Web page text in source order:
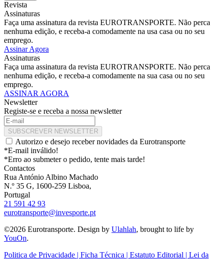
Revista
Assinaturas
Faça uma assinatura da revista EUROTRANSPORTE. Não perca
nenhuma edição, e receba-a comodamente na usa casa ou no seu
emprego.
Assinar Agora
Assinaturas
Faça uma assinatura da revista EUROTRANSPORTE. Não perca
nenhuma edição, e receba-a comodamente na sua casa ou no seu
emprego.
ASSINAR AGORA
Newsletter
Registe-se e receba a nossa newsletter
SUBSCREVER NEWSLETTER
Autorizo e desejo receber novidades da Eurotransporte
*E-mail inválido!
*Erro ao submeter o pedido, tente mais tarde!
Contactos
Rua António Albino Machado
N.º 35 G, 1600-259 Lisboa,
Portugal
21 591 42 93
eurotransporte@invesporte.pt
©2026 Eurotransporte. Design by Ulahlah, brought to life by
YouOn.
Politica de Privacidade | Ficha Técnica | Estatuto Editorial | Lei da